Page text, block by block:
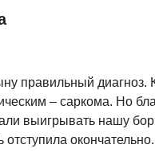
правильный диагноз.
– саркома. Но
выигрывать нашу
окончательно.